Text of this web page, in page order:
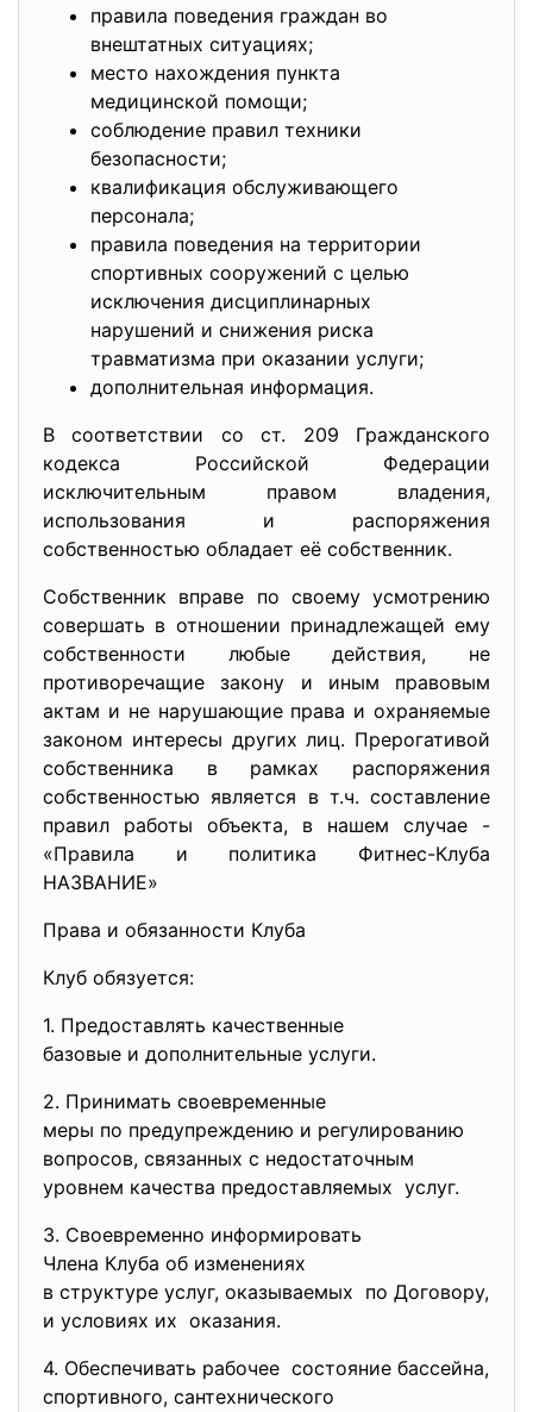
правила поведения граждан во
внештатных ситуациях;
место нахождения пункта
медицинской помощи;
соблюдение правил техники
безопасности;
квалификация обслуживающего
персонала;
правила поведения на территории
спортивных сооружений с целью
исключения дисциплинарных
нарушений и снижения риска
травматизма при оказании услуги;
дополнительная информация.
В соответствии со ст. 209 Гражданского
кодекса Российской Федерации
исключительным правом владения,
использования и распоряжения
собственностью обладает её собственник.
Собственник вправе по своему усмотрению
совершать в отношении принадлежащей ему
собственности любые действия, не
противоречащие закону и иным правовым
актам и не нарушающие права и охраняемые
законом интересы других лиц. Прерогативой
собственника в рамках распоряжения
собственностью является в т.ч. составление
правил работы объекта, в нашем случае -
«Правила и политика Фитнес-Клуба
НАЗВАНИЕ»
Права и обязанности Клуба
Клуб обязуется:
1. Предоставлять качественные
базовые и дополнительные услуги.
2. Принимать своевременные
меры по предупреждению и регулированию
вопросов, связанных с недостаточным
уровнем качества предоставляемых услуг.
3. Своевременно информировать
Члена Клуба об изменениях
в структуре услуг, оказываемых по Договору,
и условиях их оказания.
4. Обеспечивать рабочее состояние бассейна,
спортивного, сантехнического